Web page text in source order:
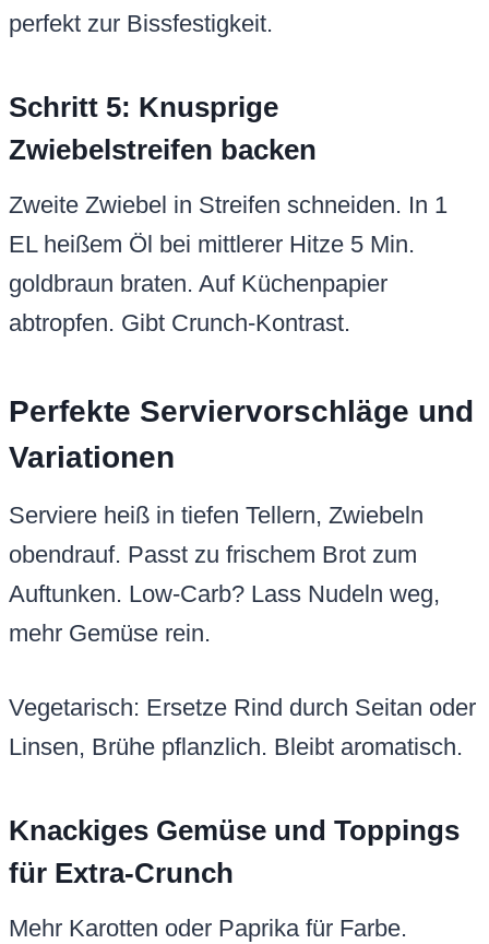
perfekt zur Bissfestigkeit.
Schritt 5: Knusprige
Zwiebelstreifen backen
Zweite Zwiebel in Streifen schneiden. In 1
EL heißem Öl bei mittlerer Hitze 5 Min.
goldbraun braten. Auf Küchenpapier
abtropfen. Gibt Crunch-Kontrast.
Perfekte Serviervorschläge und
Variationen
Serviere heiß in tiefen Tellern, Zwiebeln
obendrauf. Passt zu frischem Brot zum
Auftunken. Low-Carb? Lass Nudeln weg,
mehr Gemüse rein.
Vegetarisch: Ersetze Rind durch Seitan oder
Linsen, Brühe pflanzlich. Bleibt aromatisch.
Knackiges Gemüse und Toppings
für Extra-Crunch
Mehr Karotten oder Paprika für Farbe.